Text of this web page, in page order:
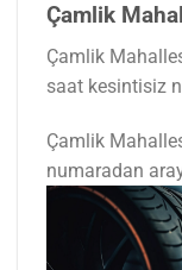
Çamlik
Çamlik
saat kesintisiz
Çamlik
numaradan